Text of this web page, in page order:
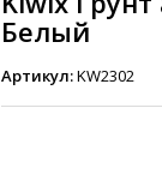
Белый
Артикул:KW2302